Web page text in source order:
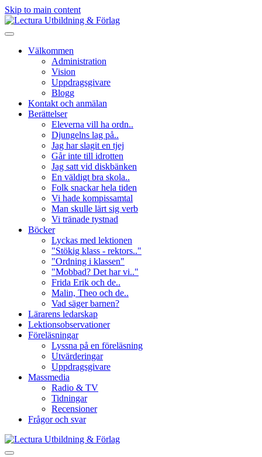
Skip to main content
Välkommen
Administration
Vision
Uppdragsgivare
Blogg
Kontakt och anmälan
Berättelser
Eleverna vill ha ordn..
Djungelns lag på..
Jag har slagit en tjej
Går inte till idrotten
Jag satt vid diskbänken
En väldigt bra skola..
Folk snackar hela tiden
Vi hade kompissamtal
Man skulle lärt sig verb
Vi tränade tystnad
Böcker
Lyckas med lektionen
"Stökig klass - rektors.."
"Ordning i klassen"
"Mobbad? Det har vi.."
Frida Erik och de..
Malin, Theo och de..
Vad säger barnen?
Lärarens ledarskap
Lektionsobservationer
Föreläsningar
Lyssna på en föreläsning
Utvärderingar
Uppdragsgivare
Massmedia
Radio & TV
Tidningar
Recensioner
Frågor och svar